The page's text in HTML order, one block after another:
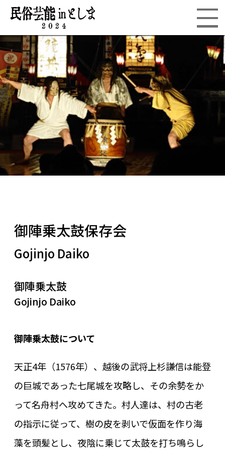
御陣乗太鼓保存会
Gojinjo Daiko
御陣乗太鼓
Gojinjo Daiko
御陣乗太鼓について
天正4年（1576年）、越後の武将上杉謙信は能登
の巨城であった七尾城を攻略し、その余勢をか
って名⾈村へ攻めてきた。村⼈達は、村の古⽼
の指⽰に従って、樹の⽪を剥いで仮⾯を作り海
藻を頭髪とし、夜陰に乗じて太⿎を打ち鳴らし